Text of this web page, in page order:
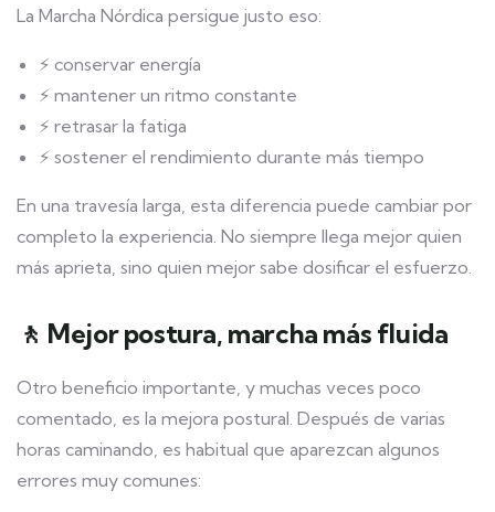
La Marcha Nórdica persigue justo eso:
⚡ conservar energía
⚡ mantener un ritmo constante
⚡ retrasar la fatiga
⚡ sostener el rendimiento durante más tiempo
En una travesía larga, esta diferencia puede cambiar por
completo la experiencia. No siempre llega mejor quien
más aprieta, sino quien mejor sabe dosificar el esfuerzo.
🚶 Mejor postura, marcha más fluida
Otro beneficio importante, y muchas veces poco
comentado, es la mejora postural. Después de varias
horas caminando, es habitual que aparezcan algunos
errores muy comunes: